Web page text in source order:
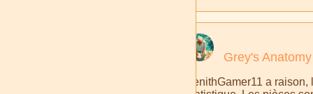
Grey's Anatomy
ZenithGamer11 a